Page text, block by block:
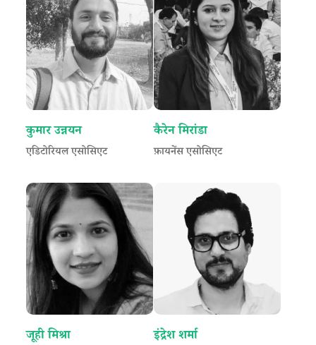
कुमार उन्नयन
एडिटोरियल एसोसिएट
कैरेन मिरांडा
फ़ायनेंस एसोसिएट
जूही मिश्रा इंद्रेश शर्मा